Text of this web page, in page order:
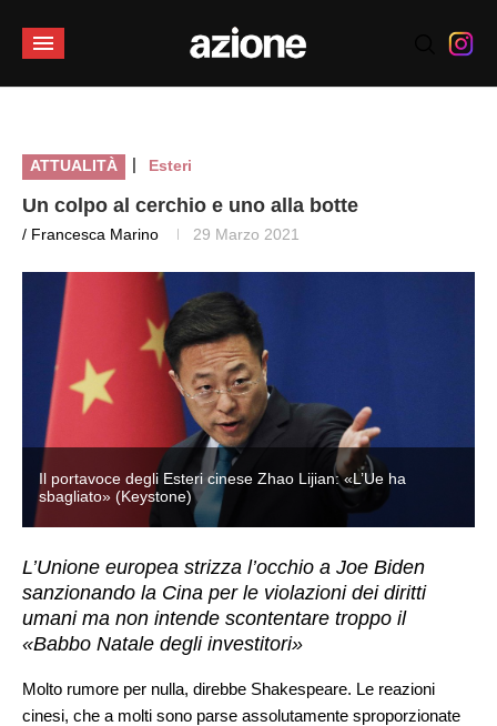
ATTUALITÀ | Esteri
Un colpo al cerchio e uno alla botte
/ Francesca Marino 29 Marzo 2021
Il portavoce degli Esteri cinese Zhao Lijian: «L’Ue ha
sbagliato» (Keystone)
L’Unione europea strizza l’occhio a Joe Biden
sanzionando la Cina per le violazioni dei diritti
umani ma non intende scontentare troppo il
«Babbo Natale degli investitori»
Molto rumore per nulla, direbbe Shakespeare. Le reazioni
cinesi, che a molti sono parse assolutamente sproporzionate